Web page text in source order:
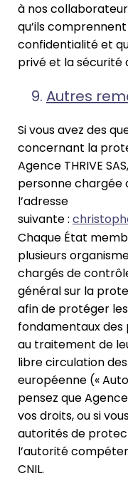
à nos
qu’ils
confidentialité et
privé et la sécurité
Autres
Si vous avez des
concernant la
Agence THRIVE
personne chargée
l’adresse
suivante :
Chaque État
plusieurs
chargés de
général sur la
afin de protéger
fondamentaux des
au traitement de
libre circulation des
européenne («
pensez que
vos droits, ou si
autorités de
l’autorité
CNIL.